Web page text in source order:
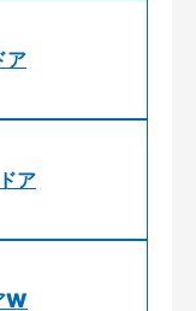
ア
ア
W